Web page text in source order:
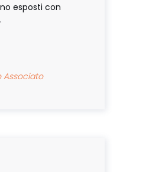
esposti con
Associato